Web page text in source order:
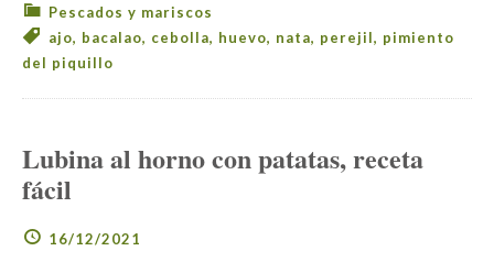
Pescados y mariscos
ajo, bacalao, cebolla, huevo, nata, perejil, pimiento
del piquillo
Lubina al horno con patatas, receta
fácil
16/12/2021